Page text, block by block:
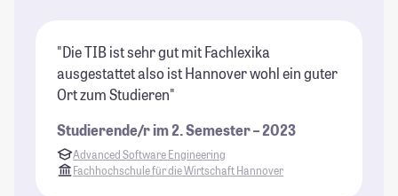
"Die TIB ist sehr gut mit Fachlexika
ausgestattet also ist Hannover wohl ein guter
Ort zum Studieren"
Studierende/r im 2. Semester – 2023
Advanced Software Engineering
Fachhochschule für die Wirtschaft Hannover